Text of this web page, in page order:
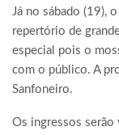
Já no sábado (19),
repertório de
especial pois o
com o público. A
Sanfoneiro.
Os ingressos serão